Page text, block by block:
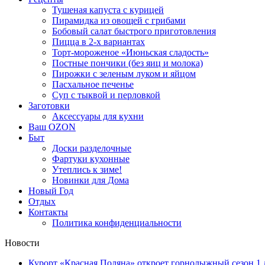
Тушеная капуста с курицей
Пирамидка из овощей с грибами
Бобовый салат быстрого приготовления
Пицца в 2-х вариантах
Торт-мороженое «Июньская сладость»
Постные пончики (без яиц и молока)
Пирожки с зеленым луком и яйцом
Пасхальное печенье
Суп с тыквой и перловкой
Заготовки
Аксессуары для кухни
Ваш OZON
Быт
Доски разделочные
Фартуки кухонные
Утеплись к зиме!
Новинки для Дома
Новый Год
Отдых
Контакты
Политика конфиденциальности
Новости
Курорт «Красная Поляна» откроет горнолыжный сезон 1